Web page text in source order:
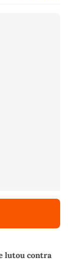
lutou contra